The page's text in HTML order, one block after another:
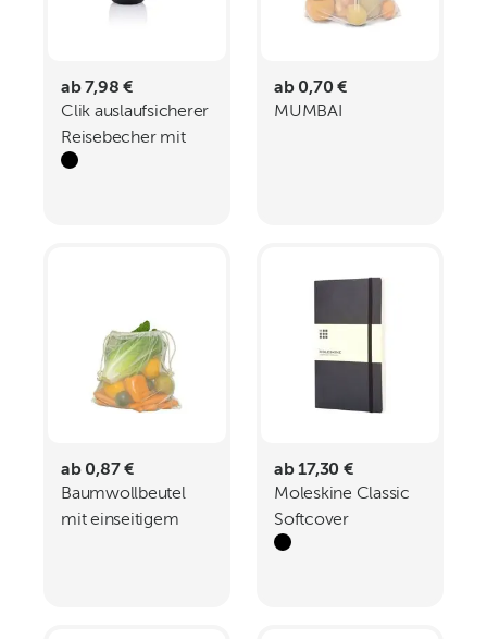
ab 7,98 €
Clik auslaufsicherer
Reisebecher mit
Griff
ab 0,70 €
MUMBAI
ab 0,87 €
Baumwollbeutel
mit einseitigem
ab 17,30 €
Moleskine Classic
Softcover
Notizbuch L blanko